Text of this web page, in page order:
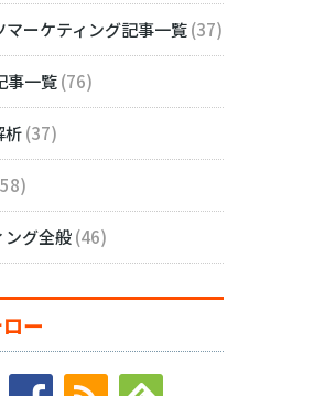
マーケティング記事一覧(37)
事一覧(76)
析(37)
ング全般(46)
ー